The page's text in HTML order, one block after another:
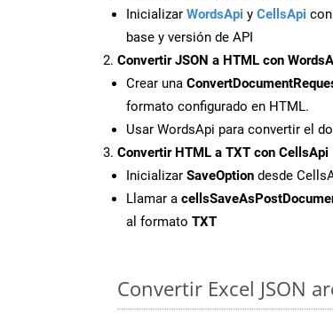
Inicializar WordsApi y CellsApi
base y versión de API
Convertir JSON a HTML con
Crear una
formato configurado en HTML.
Usar WordsApi para convertir el
Convertir HTML a TXT con CellsApi
Inicializar SaveOption desde
Llamar a
al formato TXT
Convertir Excel JSON